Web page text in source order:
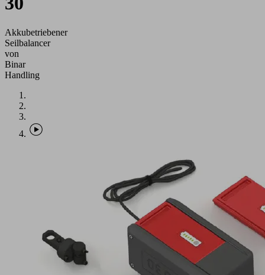
Akkubetriebener
Seilbalancer
von
Binar
Handling
Akkubetriebener
Seilbalancer